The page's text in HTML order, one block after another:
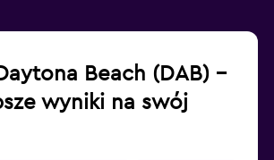
Beach (DAB) –
wyniki na swój